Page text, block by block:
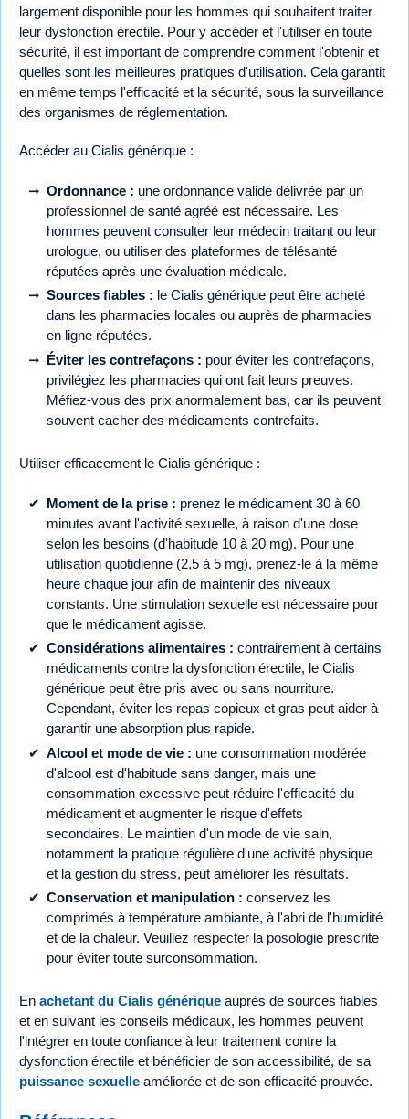
largement disponible pour les hommes qui souhaitent traiter
leur dysfonction érectile. Pour y accéder et l'utiliser en toute
sécurité, il est important de comprendre comment l'obtenir et
quelles sont les meilleures pratiques d'utilisation. Cela garantit
en même temps l'efficacité et la sécurité, sous la surveillance
des organismes de réglementation.
Accéder au Cialis générique :
Ordonnance : une ordonnance valide délivrée par un
professionnel de santé agréé est nécessaire. Les
hommes peuvent consulter leur médecin traitant ou leur
urologue, ou utiliser des plateformes de télésanté
réputées après une évaluation médicale.
Sources fiables : le Cialis générique peut être acheté
dans les pharmacies locales ou auprès de pharmacies
en ligne réputées.
Éviter les contrefaçons : pour éviter les contrefaçons,
privilégiez les pharmacies qui ont fait leurs preuves.
Méfiez-vous des prix anormalement bas, car ils peuvent
souvent cacher des médicaments contrefaits.
Utiliser efficacement le Cialis générique :
Moment de la prise : prenez le médicament 30 à 60
minutes avant l'activité sexuelle, à raison d'une dose
selon les besoins (d'habitude 10 à 20 mg). Pour une
utilisation quotidienne (2,5 à 5 mg), prenez-le à la même
heure chaque jour afin de maintenir des niveaux
constants. Une stimulation sexuelle est nécessaire pour
que le médicament agisse.
Considérations alimentaires : contrairement à certains
médicaments contre la dysfonction érectile, le Cialis
générique peut être pris avec ou sans nourriture.
Cependant, éviter les repas copieux et gras peut aider à
garantir une absorption plus rapide.
Alcool et mode de vie : une consommation modérée
d'alcool est d'habitude sans danger, mais une
consommation excessive peut réduire l'efficacité du
médicament et augmenter le risque d'effets
secondaires. Le maintien d'un mode de vie sain,
notamment la pratique régulière d'une activité physique
et la gestion du stress, peut améliorer les résultats.
Conservation et manipulation : conservez les
comprimés à température ambiante, à l'abri de l'humidité
et de la chaleur. Veuillez respecter la posologie prescrite
pour éviter toute surconsommation.
En achetant du Cialis générique auprès de sources fiables
et en suivant les conseils médicaux, les hommes peuvent
l'intégrer en toute confiance à leur traitement contre la
dysfonction érectile et bénéficier de son accessibilité, de sa
puissance sexuelle améliorée et de son efficacité prouvée.